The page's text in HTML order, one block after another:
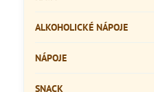
ALKOHOLICKÉ NÁPOJE
NÁPOJE
SNACK